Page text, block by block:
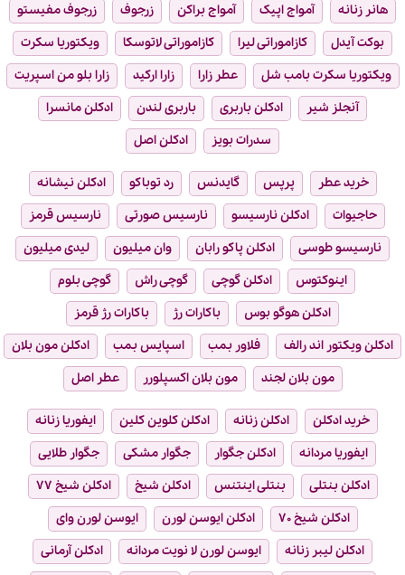
هانر زنانه
آمواج اپیک آمواج براکن زرجوف
زرجوف مفیستو
بوکت آیدل
کازاموراتی لیرا کازاموراتی لاتوسکا
ویکتوریا سکرت
ویکتوریا سکرت بامب شل
عطر زارا زارا ارکید
زارا بلو من اسپریت
آنجلز شیر
ادکلن باربری باربری لندن
ادکلن مانسرا
سدرات بویز
ادکلن اصل
خرید عطر پرپس گایدنس رد توباکو
ادکلن نیشانه
حاجیوات
ادکلن نارسیسو نارسیس صورتی
نارسیس قرمز
نارسیسو طوسی
ادکلن پاکو رابان وان میلیون
لیدی میلیون
اینوکتوس
ادکلن گوچی گوچی راش
گوچی بلوم
ادکلن هوگو بوس
باکارات رژ
باکارات رژ قرمز
ادکلن ویکتور اند رالف
فلاور بمب اسپایس بمب
ادکلن مون بلان
مون بلان لجند
مون بلان اکسپلورر عطر اصل
خرید ادکلن ادکلن زنانه ادکلن کلوین کلین
ایفوریا زنانه
ایفوریا مردانه
ادکلن جگوار جگوار مشکی
جگوار طلایی
ادکلن بنتلی
بنتلی اینتنس ادکلن شیخ
ادکلن شیخ ۷۷
ادکلن شیخ ۷۰
ادکلن ایوسن لورن
ایوسن لورن وای
ادکلن لیبر زنانه
ایوسن لورن لا نویت مردانه
ادکلن آرمانی